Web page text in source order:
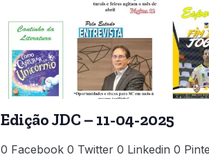
Edição JDC – 11-04-2025
0 Facebook 0 Twitter 0 Linkedin 0